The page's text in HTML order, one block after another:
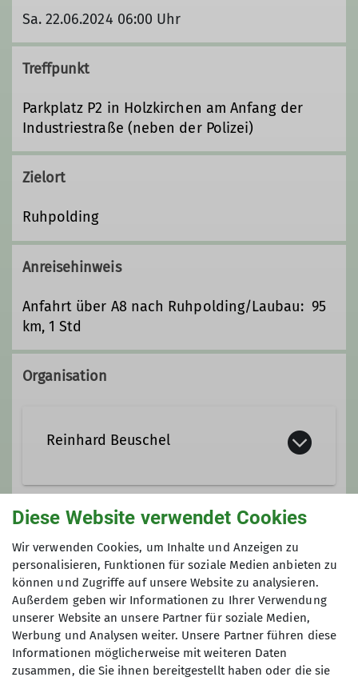
Sa. 22.06.2024 06:00 Uhr
Treffpunkt
Parkplatz P2 in Holzkirchen am Anfang der
Industriestraße (neben der Polizei)
Zielort
Ruhpolding
Anreisehinweis
Anfahrt über A8 nach Ruhpolding/Laubau: 95
km, 1 Std
Organisation
Reinhard Beuschel
reinhard.beuschel@dav-
otterfing.de
Qualifikationen
Trainer*in B Hochtouren
2 Wochen bis 2 Tage vor der Tour
reinhard.beuschel@dav-otterfing.de
reinhard.beuschel@web.de
08024-91838
Diese Website verwendet Cookies
Wir verwenden Cookies, um Inhalte und Anzeigen zu
personalisieren, Funktionen für soziale Medien anbieten zu
können und Zugriffe auf unsere Website zu analysieren.
Außerdem geben wir Informationen zu Ihrer Verwendung
unserer Website an unsere Partner für soziale Medien,
Werbung und Analysen weiter. Unsere Partner führen diese
Informationen möglicherweise mit weiteren Daten
zusammen, die Sie ihnen bereitgestellt haben oder die sie